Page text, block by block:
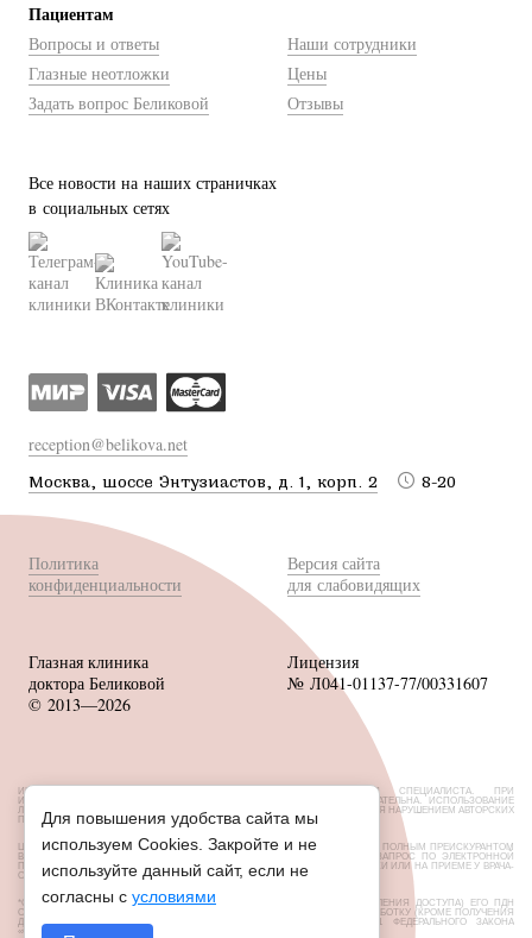
Пациентам
Вопросы и ответы
Глазные неотложки
Задать вопрос Беликовой
Наши сотрудники
Цены
Отзывы
Все новости на наших страничках
в социальных сетях
reception@belikova.net
Москва, шоссе Энтузиастов, д. 1, корп. 2 8-20
Политика
конфиденциальности
Версия сайта
для слабовидящих
Глазная клиника
доктора Беликовой
© 2013—2026
Лицензия
№ Л041-01137-77/00331607
ИМЕЮТСЯ ПРОТИВОПОКАЗАНИЯ, НЕОБХОДИМА КОНСУЛЬТАЦИЯ СПЕЦИАЛИСТА. ПРИ
ИСПОЛЬЗОВАНИИ МАТЕРИАЛОВ САЙТА ССЫЛКА НА ИСТОЧНИК ОБЯЗАТЕЛЬНА. ИСПОЛЬЗОВАНИЕ
ЛЮБЫХ МАТЕРИАЛОВ БЕЗ СОГЛАСОВАНИЯ С ВЛАДЕЛЬЦЕМ САЙТА ЯВЛЯЕТСЯ НАРУШЕНИЕМ АВТОРСКИХ
ПРАВ.
ЦЕНЫ, РАЗМЕЩЕННЫЕ НА САЙТЕ, НЕ ЯВЛЯЮТСЯ ПУБЛИЧНОЙ ОФЕРТОЙ. С ПОЛНЫМ ПРЕЙСКУРАНТОМ
ВЫ МОЖЕТЕ ОЗНАКОМИТЬСЯ НА СТОЙКАХ РЕСЕПШН ИЛИ НАПРАВИВ ЗАПРОС ПО ЭЛЕКТРОННОЙ
ПОЧТЕ. ОБ АКЦИЯХ И СКИДКАХ УТОЧНЯЙТЕ У АДМИНИСТРАТОРОВ КЛИНИКИ ИЛИ НА ПРИЕМЕ У ВРАЧА-
ОФТАЛЬМОЛОГА.
*СУБЪЕКТ ПДН УСТАНОВИЛ ЗАПРЕТ НА ПЕРЕДАЧУ (КРОМЕ ПРЕДОСТАВЛЕНИЯ ДОСТУПА) ЕГО ПДН
ОПЕРАТОРОМ НЕОГРАНИЧЕННОМУ КРУГУ ЛИЦ, А ТАКЖЕ ЗАПРЕТЫ НА ОБРАБОТКУ (КРОМЕ ПОЛУЧЕНИЯ
ДОСТУПА) ИХ НЕОГРАНИЧЕННЫМ КРУГОМ ЛИЦ СОГЛАСНО СТ. 10.1 ФЕДЕРАЛЬНОГО ЗАКОНА
«О ПЕРСОНАЛЬНЫХ ДАННЫХ» ОТ 27.07.2006 N152-ФЗ
Для повышения удобства сайта мы
используем Cookies. Закройте и не
используйте данный сайт, если не
согласны с условиями